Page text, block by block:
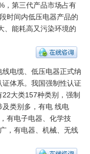
，第三代产品市场占有
时间内低压电器产品的
、能耗高又污染环境的
线电缆、低压电器正式纳
证体系。我国强制性认证
22大类157种类别，强制
及类别多，有电 线电
有电子电器、化学技
，有电器、机械、无线